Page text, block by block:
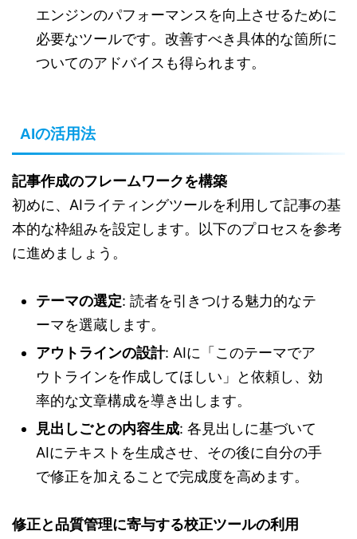
エンジンのパフォーマンスを向上させるために
必要なツールです。改善すべき具体的な箇所に
ついてのアドバイスも得られます。
AIの活用法
記事作成のフレームワークを構築
初めに、AIライティングツールを利用して記事の基
本的な枠組みを設定します。以下のプロセスを参考
に進めましょう。
テーマの選定: 読者を引きつける魅力的なテ
ーマを選蔵します。
アウトラインの設計: AIに「このテーマでア
ウトラインを作成してほしい」と依頼し、効
率的な文章構成を導き出します。
見出しごとの内容生成: 各見出しに基づいて
AIにテキストを生成させ、その後に自分の手
で修正を加えることで完成度を高めます。
修正と品質管理に寄与する校正ツールの利用